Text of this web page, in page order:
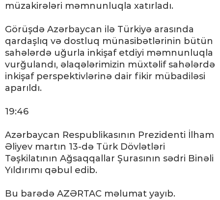
müzakirələri məmnunluqla xatırladı.
Görüşdə Azərbaycan ilə Türkiyə arasında
qardaşlıq və dostluq münasibətlərinin bütün
sahələrdə uğurla inkişaf etdiyi məmnunluqla
vurğulandı, əlaqələrimizin müxtəlif sahələrdə
inkişaf perspektivlərinə dair fikir mübadiləsi
aparıldı.
19:46
Azərbaycan Respublikasının Prezidenti İlham
Əliyev martın 13-də Türk Dövlətləri
Təşkilatının Ağsaqqallar Şurasının sədri Binəli
Yıldırımı qəbul edib.
Bu barədə AZƏRTAC məlumat yayıb.